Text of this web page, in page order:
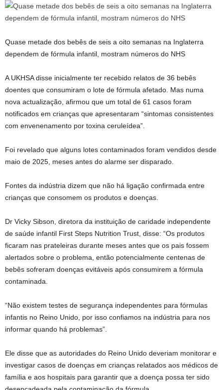
Quase metade dos bebês de seis a oito semanas na Inglaterra
dependem de fórmula infantil, mostram números do NHS
A UKHSA disse inicialmente ter recebido relatos de 36 bebês
doentes que consumiram o lote de fórmula afetado. Mas numa
nova actualização, afirmou que um total de 61 casos foram
notificados em crianças que apresentaram “sintomas consistentes
com envenenamento por toxina ceruleídea”.
Foi revelado que alguns lotes contaminados foram vendidos desde
maio de 2025, meses antes do alarme ser disparado.
Fontes da indústria dizem que não há ligação confirmada entre
crianças que consomem os produtos e doenças.
Dr Vicky Sibson, diretora da instituição de caridade independente
de saúde infantil First Steps Nutrition Trust, disse: “Os produtos
ficaram nas prateleiras durante meses antes que os pais fossem
alertados sobre o problema, então potencialmente centenas de
bebês sofreram doenças evitáveis ​​​​após consumirem a fórmula
contaminada.
“Não existem testes de segurança independentes para fórmulas
infantis no Reino Unido, por isso confiamos na indústria para nos
informar quando há problemas”.
Ele disse que as autoridades do Reino Unido deveriam monitorar e
investigar casos de doenças em crianças relatados aos médicos de
família e aos hospitais para garantir que a doença possa ter sido